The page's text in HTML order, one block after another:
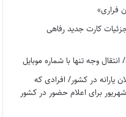
فراری»
کارت جدید رفاهی
وجه تنها با شماره موبایل
یارانه در کشور/ افرادی که
برای اعلام حضور در کشور